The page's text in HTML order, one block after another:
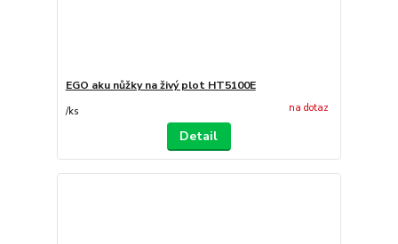
EGO aku nůžky na živý plot HT5100E
/ks na dotaz
Detail